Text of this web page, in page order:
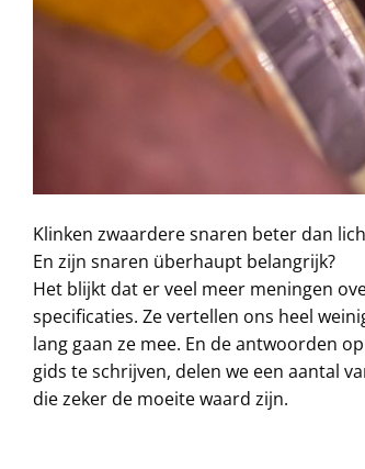
Klinken zwaardere snaren beter dan
En zijn snaren überhaupt belangrijk?
Het blijkt dat er veel meer meningen
specificaties. Ze vertellen ons heel
lang gaan ze mee. En de antwoorden
gids te schrijven, delen we een aantal
die zeker de moeite waard zijn.